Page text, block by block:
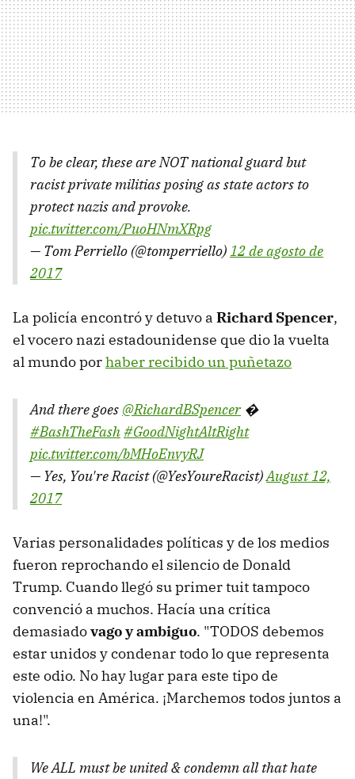
To be clear, these are NOT national guard but
racist private militias posing as state actors to
protect nazis and provoke.
pic.twitter.com/PuoHNmXRpg
— Tom Perriello (@tomperriello) 12 de agosto de
2017
La policía encontró y detuvo a Richard Spencer,
el vocero nazi estadounidense que dio la vuelta
al mundo porhaber recibido un puñetazo
And there goes @RichardBSpencer�
#BashTheFash#GoodNightAltRight
pic.twitter.com/bMHoEnvyRJ
— Yes, You're Racist (@YesYoureRacist)August 12,
2017
Varias personalidades políticas y de los medios
fueron reprochando el silencio de Donald
Trump. Cuando llegó su primer tuit tampoco
convenció a muchos. Hacía una crítica
demasiadovago y ambiguo. "TODOS debemos
estar unidos y condenar todo lo que representa
este odio. No hay lugar para este tipo de
violencia en América. ¡Marchemos todos juntos a
una!".
We ALL must be united & condemn all that hate